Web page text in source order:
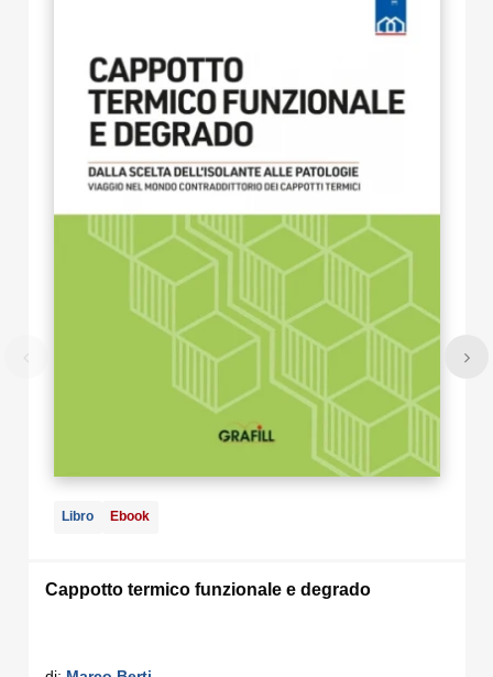
Libro Ebook
Cappotto termico funzionale e degrado